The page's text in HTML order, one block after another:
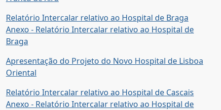
Relatório Intercalar relativo ao Hospital de Braga
Anexo - Relatório Intercalar relativo ao Hospital de
Braga
Apresentação do Projeto do Novo Hospital de Lisboa
Oriental
Relatório Intercalar relativo ao Hospital de Cascais
Anexo - Relatório Intercalar relativo ao Hospital de